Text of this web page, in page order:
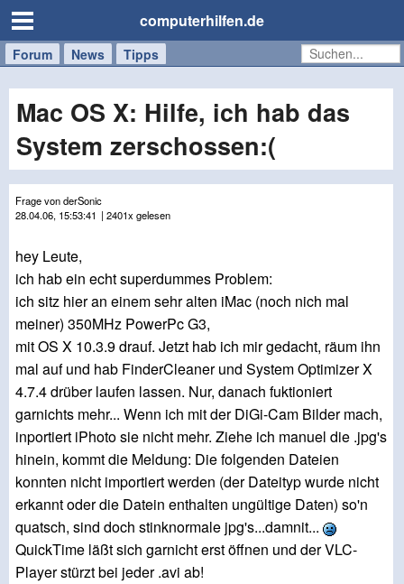
computerhilfen.de
Forum News Tipps
Handy
Tablet
Windows
Mac
Mac OS X: Hilfe, ich hab das
System zerschossen:(
Frage von derSonic
28.04.06, 15:53:41 | 2401x gelesen
hey Leute,
ich hab ein echt superdummes Problem:
ich sitz hier an einem sehr alten iMac (noch nich mal
meiner) 350MHz PowerPc G3,
mit OS X 10.3.9 drauf. Jetzt hab ich mir gedacht, räum ihn
mal auf und hab FinderCleaner und System Optimizer X
4.7.4 drüber laufen lassen. Nur, danach fuktioniert
garnichts mehr... Wenn ich mit der DiGi-Cam Bilder mach,
inportiert iPhoto sie nicht mehr. Ziehe ich manuel die .jpg's
hinein, kommt die Meldung: Die folgenden Dateien
konnten nicht importiert werden (der Dateityp wurde nicht
erkannt oder die Datein enthalten ungültige Daten) so'n
quatsch, sind doch stinknormale jpg's...damnit...
QuickTime läßt sich garnicht erst öffnen und der VLC-
Player stürzt bei jeder .avi ab!